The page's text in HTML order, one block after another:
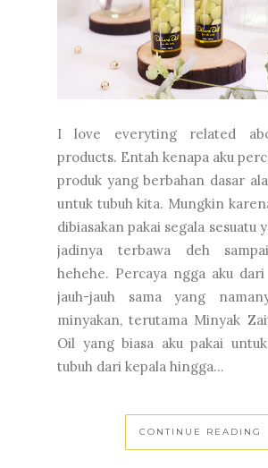
I love everyting related
products. Entah kenapa aku
produk yang berbahan dasar
untuk tubuh kita. Mungkin
dibiasakan pakai segala sesuatu
jadinya terbawa deh
hehehe. Percaya ngga aku dari
jauh-jauh sama yang
minyakan, terutama Minyak
Oil yang biasa aku pakai
tubuh dari kepala hingga...
CONTINUE READING